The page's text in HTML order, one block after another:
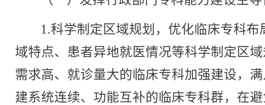
1.科学制定区域规划，优化临床专科
域特点、患者异地就医情况等科学制定区
需求高、就诊量大的临床专科加强建设，
建系统连续、功能互补的临床专科群，在